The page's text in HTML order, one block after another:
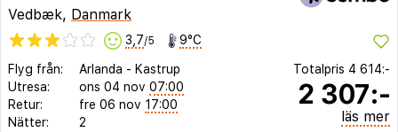
Vedbæk, Danmark
3,7/5 9°C
Flyg från: Arlanda - Kastrup
Utresa:
ons 04 nov 07:00
Retur:
fre 06 nov 17:00
Nätter:
2
Totalpris 4 614:-
2 307:-
läs mer